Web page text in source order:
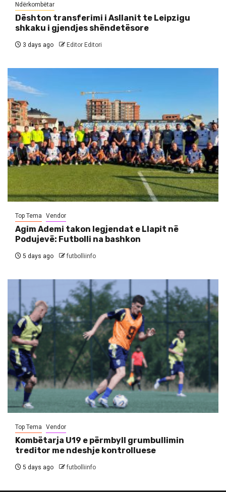
Ndërkombëtar
Dështon transferimi i Asllanit te Leipzigu
shkaku i gjendjes shëndetësore
3 days ago Editor Editori
Top Tema Vendor
Agim Ademi takon legjendat e Llapit në
Podujevë: Futbolli na bashkon
5 days ago futbolliinfo
Top Tema Vendor
Kombëtarja U19 e përmbyll grumbullimin
treditor me ndeshje kontrolluese
5 days ago futbolliinfo